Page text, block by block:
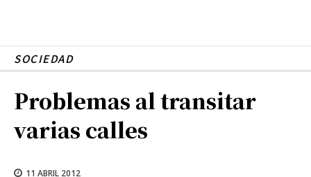
SOCIEDAD
Problemas al transitar
varias calles
11 ABRIL 2012